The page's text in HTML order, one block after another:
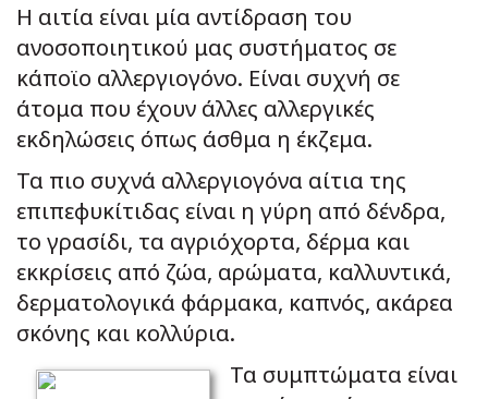
Η αιτία είναι μία αντίδραση του
ανοσοποιητικού μας συστήματος σε
κάποϊο αλλεργιογόνο. Είναι συχνή σε
άτομα που έχουν άλλες αλλεργικές
εκδηλώσεις όπως άσθμα η έκζεμα.
Τα πιο συχνά αλλεργιογόνα αίτια της
επιπεφυκίτιδας είναι η γύρη από δένδρα,
το γρασίδι, τα αγριόχορτα, δέρμα και
εκκρίσεις από ζώα, αρώματα, καλλυντικά,
δερματολογικά φάρμακα, καπνός, ακάρεα
σκόνης και κολλύρια.
Τα συμπτώματα είναι